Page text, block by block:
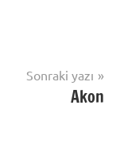
Sonraki yazı
Akon